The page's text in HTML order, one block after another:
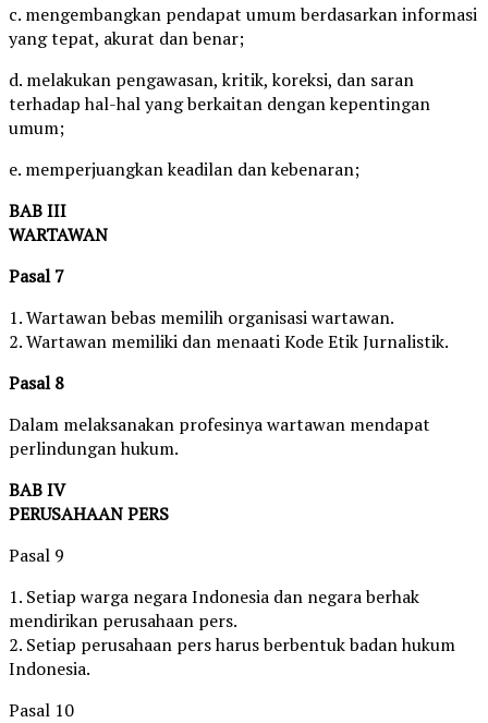
c. mengembangkan pendapat umum berdasarkan informasi
yang tepat, akurat dan benar;
d. melakukan pengawasan, kritik, koreksi, dan saran
terhadap hal-hal yang berkaitan dengan kepentingan
umum;
e. memperjuangkan keadilan dan kebenaran;
BAB III
WARTAWAN
Pasal 7
1. Wartawan bebas memilih organisasi wartawan.
2. Wartawan memiliki dan menaati Kode Etik Jurnalistik.
Pasal 8
Dalam melaksanakan profesinya wartawan mendapat
perlindungan hukum.
BAB IV
PERUSAHAAN PERS
Pasal 9
1. Setiap warga negara Indonesia dan negara berhak
mendirikan perusahaan pers.
2. Setiap perusahaan pers harus berbentuk badan hukum
Indonesia.
Pasal 10